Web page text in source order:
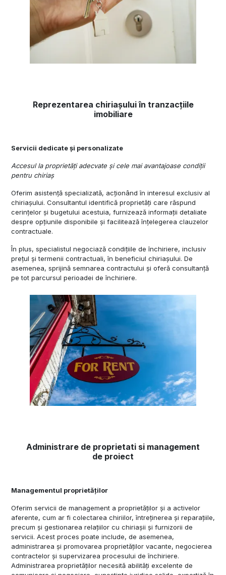
Reprezentarea chiriașului în tranzacțiile
imobiliare
Servicii dedicate și personalizate
Accesul la proprietăți adecvate și cele mai avantajoase condiții
pentru chiriaș
Oferim asistență specializată, acționând în interesul exclusiv al
chiriașului. Consultantul identifică proprietăți care răspund
cerințelor și bugetului acestuia, furnizează informații detaliate
despre opțiunile disponibile și facilitează înțelegerea clauzelor
contractuale.
În plus, specialistul negociază condițiile de închiriere, inclusiv
prețul și termenii contractuali, în beneficiul chiriașului. De
asemenea, sprijină semnarea contractului și oferă consultanță
pe tot parcursul perioadei de închiriere.
Administrare de proprietati si management
de proiect
Managementul proprietăților
Oferim servicii de management a proprietăților și a activelor
aferente, cum ar fi colectarea chiriilor, întreținerea și reparațiile,
precum și gestionarea relațiilor cu chiriașii și furnizorii de
servicii. Acest proces poate include, de asemenea,
administrarea și promovarea proprietăților vacante, negocierea
contractelor și supervizarea procesului de închiriere.
Administrarea proprietăților necesită abilități excelente de